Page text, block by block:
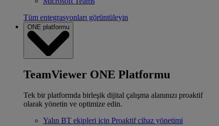
Tüm entegrasyonları görüntüleyin
ONE platformu
TeamViewer ONE Platformu
Tek bir platformda birleşik dijital çalışma alanınızı proaktif
olarak yönetin ve optimize edin.
Yalın BT ekipleri için Proaktif cihaz yönetimi